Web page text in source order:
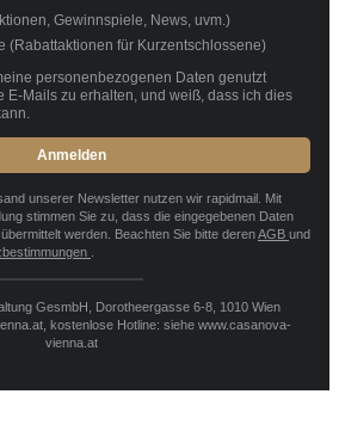
Gewinnspiele, News, uvm.)
(Rabattaktionen für Kurzentschlossene)
personenbezogenen Daten genutzt
E-Mails zu erhalten, und weiß, dass ich dies
Anmelden
unserer Newsletter nutzen wir rapidmail. Mit
stimmen Sie zu, dass die eingegebenen Daten
werden. Beachten Sie bitte derenAGB und
GesmbH, Dorotheergasse 6-8, 1010 Wien
kostenlose Hotline: siehe www.casanova-
vienna.at